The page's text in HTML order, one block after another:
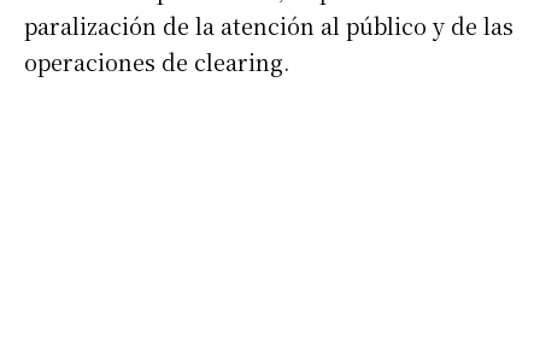
paralización de la atención al público y de las
operaciones de clearing.